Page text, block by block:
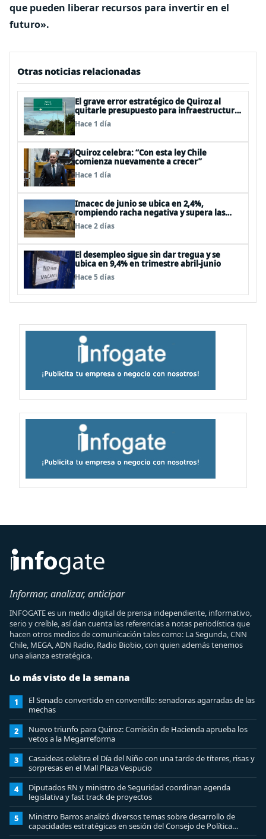
que pueden liberar recursos para invertir en el
futuro».
Otras noticias relacionadas
El grave error estratégico de Quiroz al
quitarle presupuesto para infraestructura
vial del Biobío
Hace 1 día
Quiroz celebra: “Con esta ley Chile
comienza nuevamente a crecer”
Hace 1 día
Imacec de junio se ubica en 2,4%,
rompiendo racha negativa y supera las
expectativas
Hace 2 días
El desempleo sigue sin dar tregua y se
ubica en 9,4% en trimestre abril-junio
Hace 5 días
Informar, analizar, anticipar
INFOGATE es un medio digital de prensa independiente, informativo,
serio y creíble, así dan cuenta las referencias a notas periodística que
hacen otros medios de comunicación tales como: La Segunda, CNN
Chile, MEGA, ADN Radio, Radio Biobio, con quien además tenemos
una alianza estratégica.
Lo más visto de la semana
1
El Senado convertido en conventillo: senadoras agarradas de las
mechas
2
Nuevo triunfo para Quiroz: Comisión de Hacienda aprueba los
vetos a la Megarreforma
3
Casaideas celebra el Día del Niño con una tarde de títeres, risas y
sorpresas en el Mall Plaza Vespucio
4
Diputados RN y ministro de Seguridad coordinan agenda
legislativa y fast track de proyectos
5
Ministro Barros analizó diversos temas sobre desarrollo de
capacidades estratégicas en sesión del Consejo de Política
Espacial